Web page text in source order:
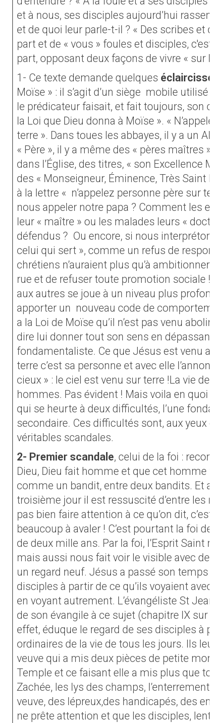
et à nous, ses disciples aujourd’hui
et de quoi leur parle-t-il ? « Des scribes et
part et de « vous » foules et disciples, c'est-
part, opposant deux façons de vivre « sur la
1- Ce texte demande quelques
Moïse » : il s’agit d’un siège mobile utilisé
le prédicateur faisait, et fait toujours, son
la Loi que Dieu donna à Moïse ». «
terre ». Dans toues les abbayes, il y a un
« Père », il y a même des « pères maîtres ».
dans l’Église, des titres, « son Excellence
des « Monseigneur, Éminence, Très Saint
à la lettre « n’appelez personne père sur
nous appeler notre papa ? Comment les
leur « maître » ou les malades leurs «
défendus ? Ou encore, si nous interprétons
celui qui sert », comme un refus de
chrétiens n’auraient plus qu’à ambitionner
rue et de refuser toute promotion sociale !
aux autres se joue à un niveau plus profond
apporter un nouveau code de
a la Loi de Moïse qu’il n’est pas venu abolir
dire lui donner tout son sens en dépassant
fondamentaliste. Ce que Jésus est venu
terre c’est sa personne et avec elle
cieux » : le ciel est venu sur terre !La vie de
hommes. Pas évident ! Mais voila en quoi
qui se heurte à deux difficultés, l’une
secondaire. Ces difficultés sont, aux yeux
véritables scandales.
2- Premier scandale, celui de la foi :
Dieu, Dieu fait homme et que cet homme
comme un bandit, entre deux bandits. Et
troisième jour il est ressuscité d’entre les
pas bien faire attention à ce qu’on dit, c’est
beaucoup à avaler ! C’est pourtant la foi
de deux mille ans. Par la foi, l’Esprit Saint
mais aussi nous fait voir le visible avec des
un regard neuf. Jésus a passé son temps à
disciples à partir de ce qu’ils voyaient avec
en voyant autrement. L’évangéliste St Jean
de son évangile à ce sujet (chapitre IX sur
effet, éduque le regard de ses disciples à
ordinaires de la vie de tous les jours. Ils leur
veuve qui a mis deux pièces de petite
Temple et ce faisant elle a mis plus que
Zachée, les lys des champs, l’enterrement
veuve, des lépreux,des handicapés, des
ne prête attention et que les disciples, lents